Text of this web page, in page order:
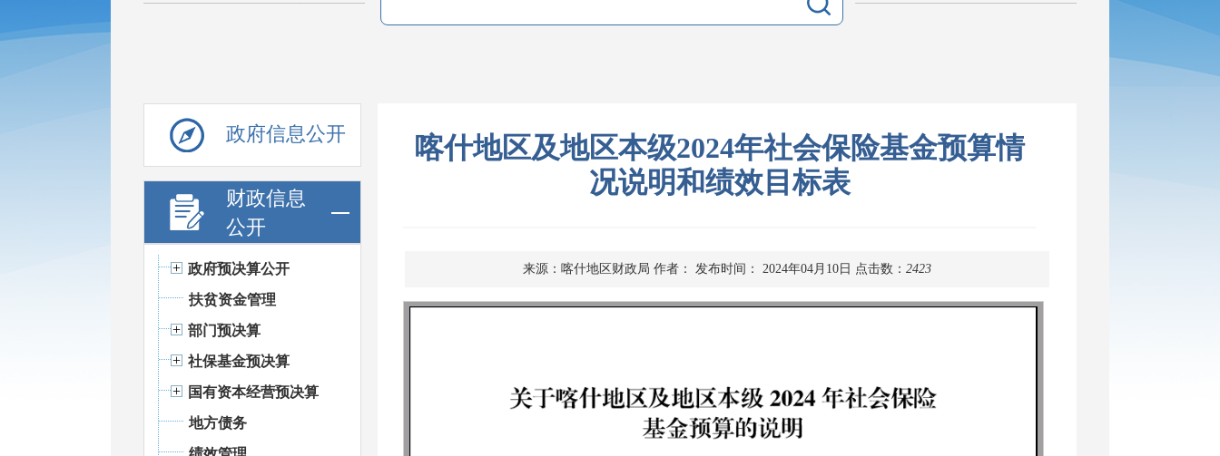
政府信息公开
财政信息
公开
政府预决算公开
扶贫资金管理
部门预决算
社保基金预决算
国有资本经营预决算
地方债务
喀什地区及地区本级2024年社会保险基金预算情
况说明和绩效目标表
来源：喀什地区财政局 作者： 发布时间： 2024年04月10日 点击数： 2423